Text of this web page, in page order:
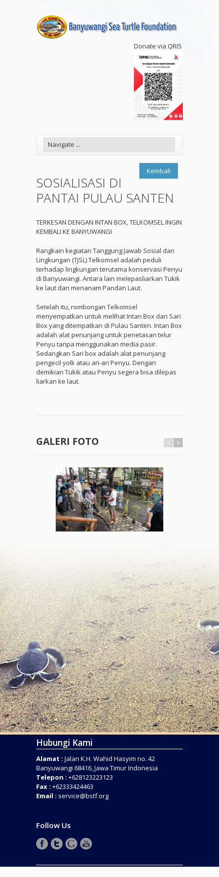
Donate via QRIS
Kembali
SOSIALISASI DI
PANTAI PULAU SANTEN
TERKESAN DENGAN INTAN BOX, TELKOMSEL INGIN
KEMBALI KE BANYUWANGI
Rangkain kegiatan Tanggung Jawab Sosial dan
Lingkungan (TJSL) Telkomsel adalah peduli
terhadap lingkungan terutama konservasi Penyu
di Banyuwangi. Antara lain melepasliarkan Tukik
ke laut dan menanam Pandan Laut.
Setelah itu, rombongan Telkomsel
menyempatkan untuk melihat Intan Box dan Sari
Box yang ditempatkan di Pulau Santen. Intan Box
adalah alat penunjang untuk penetasan telur
Penyu tanpa menggunakan media pasir.
Sedangkan Sari box adalah alat penunjang
pengecil yolk atau ari-ari Penyu. Dengan
demikian Tukik atau Penyu segera bisa dilepas
liarkan ke laut.
GALERI FOTO
Hubungi Kami
Alamat : Jalan K.H. Wahid Hasyim no. 42
Banyuwangi 68416, Jawa Timur Indonesia
Telepon : +628123223123
Fax : +62333424463
Email : service@bstf.org
Follow Us